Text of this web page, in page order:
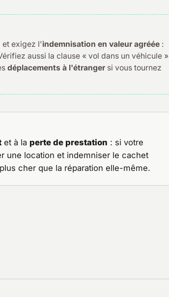
et exigez l'indemnisation en valeur agréée :
aussi la clause « vol dans un véhicule »
déplacements à l'étranger si vous tournez
et à la perte de prestation : si votre
une location et indemniser le cachet
cher que la réparation elle-même.